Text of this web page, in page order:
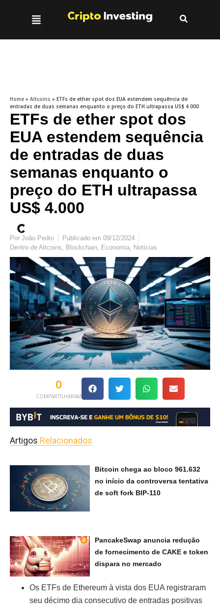
Home » Altcoins » ETFs de ether spot dos EUA estendem sequência de
entradas de duas semanas enquanto o preço do ETH ultrapassa US$ 4.000
ETFs de ether spot dos
EUA estendem sequência
de entradas de duas
semanas enquanto o
preço do ETH ultrapassa
US$ 4.000
Por João Pedro Publicado em 09/12/2024
Dentro de Altcoins, Blockchain, Economia, Notícias
COMPARTILHARAM
0
Artigos Relacionados
Bitcoin chega ao bloco 961.632
no início da controversa tentativa
de soft fork BIP-110
PancakeSwap anuncia redução
de fornecimento de CAKE e token
dispara no mercado
Os ETFs de Ethereum à vista dos EUA registraram
seu décimo dia consecutivo de entradas positivas